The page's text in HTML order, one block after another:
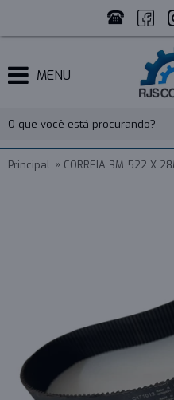
MENU
Principal CORREIA 3M 522 X